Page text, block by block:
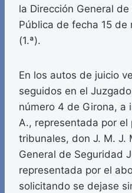
la Dirección General
Pública de fecha 15
(1.ª).
En los autos de juicio
seguidos en el
número 4 de Girona, a
A., representada por el
tribunales, don J. M. J.
General de Seguridad
representada por el
solicitando se dejase